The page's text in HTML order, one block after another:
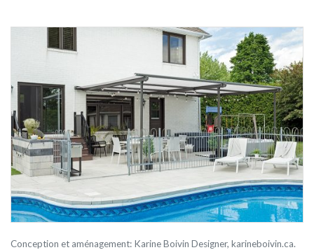
Conception et aménagement: Karine Boivin Designer, karineboivin.ca.